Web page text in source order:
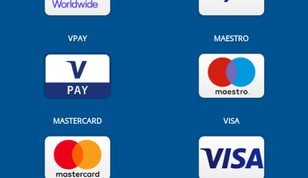
VPAY MAESTRO
MASTERCARD VISA